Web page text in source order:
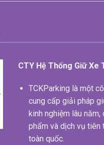
CTY Hệ Thống Giữ Xe
TCKParking là một
cung cấp giải pháp
kinh nghiệm lâu
phẩm và dịch vụ tiên
toàn quốc.